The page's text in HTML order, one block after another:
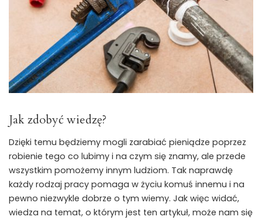
Jak zdobyć wiedzę?
Dzięki temu będziemy mogli zarabiać pieniądze poprzez
robienie tego co lubimy i na czym się znamy, ale przede
wszystkim pomożemy innym ludziom. Tak naprawdę
każdy rodzaj pracy pomaga w życiu komuś innemu i na
pewno niezwykle dobrze o tym wiemy. Jak więc widać,
wiedza na temat, o którym jest ten artykuł, może nam się